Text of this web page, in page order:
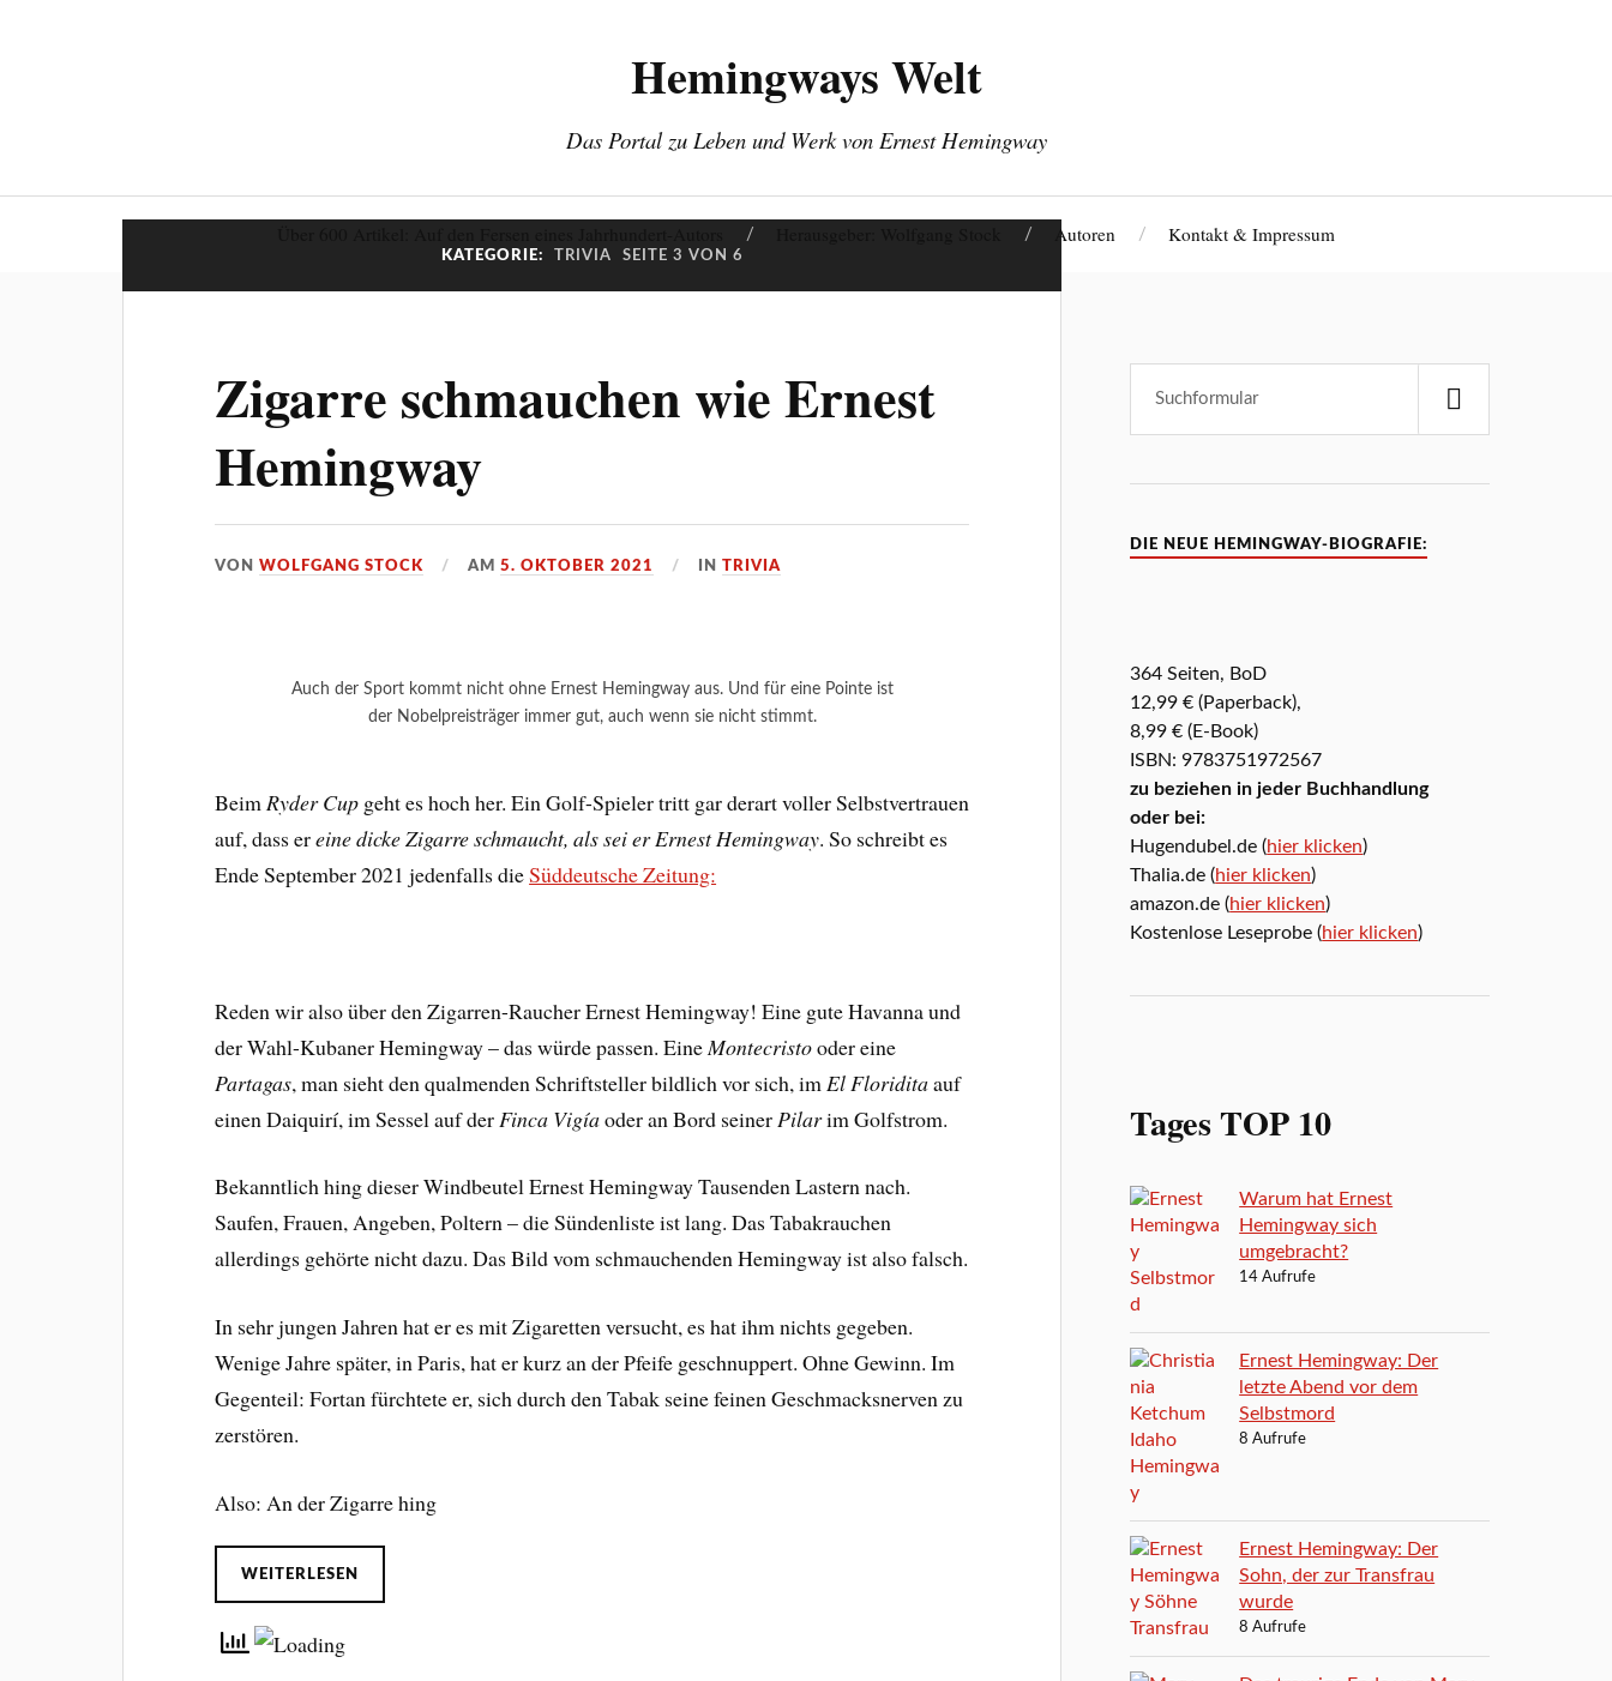
Hemingways Welt
Das Portal zu Leben und Werk von Ernest Hemingway
Autoren Kontakt & Impressum
KATEGORIE: TRIVIA SEITE 3 VON 6
Zigarre schmauchen wie Ernest
Hemingway
VONWOLFGANG STOCK AM5. OKTOBER 2021 INTRIVIA
Auch der Sport kommt nicht ohne Ernest Hemingway aus. Und für eine Pointe ist
der Nobelpreisträger immer gut, auch wenn sie nicht stimmt.
Beim Ryder Cup geht es hoch her. Ein Golf-Spieler tritt gar derart voller Selbstvertrauen
auf, dass ereine dicke Zigarre schmaucht, als sei er Ernest Hemingway. So schreibt es
Ende September 2021 jedenfalls dieSüddeutsche Zeitung:
Reden wir also über den Zigarren-Raucher Ernest Hemingway! Eine gute Havanna und
der Wahl-Kubaner Hemingway – das würde passen. Eine Montecristooder eine
Partagas, man sieht den qualmenden Schriftsteller bildlich vor sich, im El Floriditaauf
einen Daiquirí, im Sessel auf der Finca Vigíaoder an Bord seiner Pilarim Golfstrom.
Bekanntlich hing dieser Windbeutel Ernest Hemingway Tausenden Lastern nach.
Saufen, Frauen, Angeben, Poltern – die Sündenliste ist lang. Das Tabakrauchen
allerdings gehörte nicht dazu. Das Bild vom schmauchenden Hemingway ist also falsch.
In sehr jungen Jahren hat er es mit Zigaretten versucht, es hat ihm nichts gegeben.
Wenige Jahre später, in Paris, hat er kurz an der Pfeife geschnuppert. Ohne Gewinn. Im
Gegenteil: Fortan fürchtete er, sich durch den Tabak seine feinen Geschmacksnerven zu
zerstören.
Also: An der Zigarre hing
WEITERLESEN
DIE NEUE HEMINGWAY-BIOGRAFIE:
364 Seiten, BoD
12,99 € (Paperback),
8,99 € (E-Book)
ISBN: 9783751972567
zu beziehen in jeder Buchhandlung
oder bei:
Hugendubel.de (hier klicken)
Thalia.de (hier klicken)
amazon.de (hier klicken)
Kostenlose Leseprobe (hier klicken)
Tages TOP 10
Warum hat Ernest
Hemingway sich
umgebracht?
14 Aufrufe
Ernest Hemingway: Der
letzte Abend vor dem
Selbstmord
8 Aufrufe
Ernest Hemingway: Der
Sohn, der zur Transfrau
wurde
8 Aufrufe